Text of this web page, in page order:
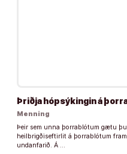
Þriðja hópsýkingin á
Menning
Þeir sem unna þorrablótum gætu
heilbrigðiseftirlit á þorrablótum
undanfarið. Á …